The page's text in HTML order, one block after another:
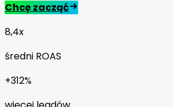
Chcę zacząć
8,4x
średni ROAS
+312%